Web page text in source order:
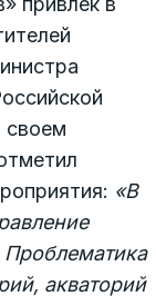
своем
«В
Проблематика
акваторий